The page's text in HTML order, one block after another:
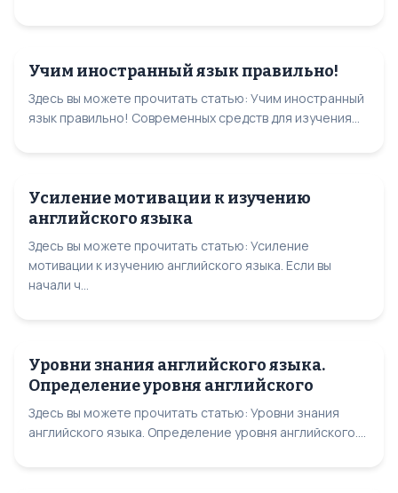
Учим иностранный язык правильно!
Здесь вы можете прочитать статью: Учим иностранный
язык правильно! Современных средств для изучения...
Усиление мотивации к изучению
английского языка
Здесь вы можете прочитать статью: Усиление
мотивации к изучению английского языка. Если вы
начали ч...
Уровни знания английского языка.
Определение уровня английского
Здесь вы можете прочитать статью: Уровни знания
английского языка. Определение уровня английского....